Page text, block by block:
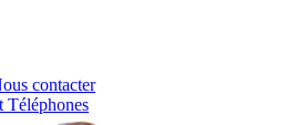
contacter
Téléphones